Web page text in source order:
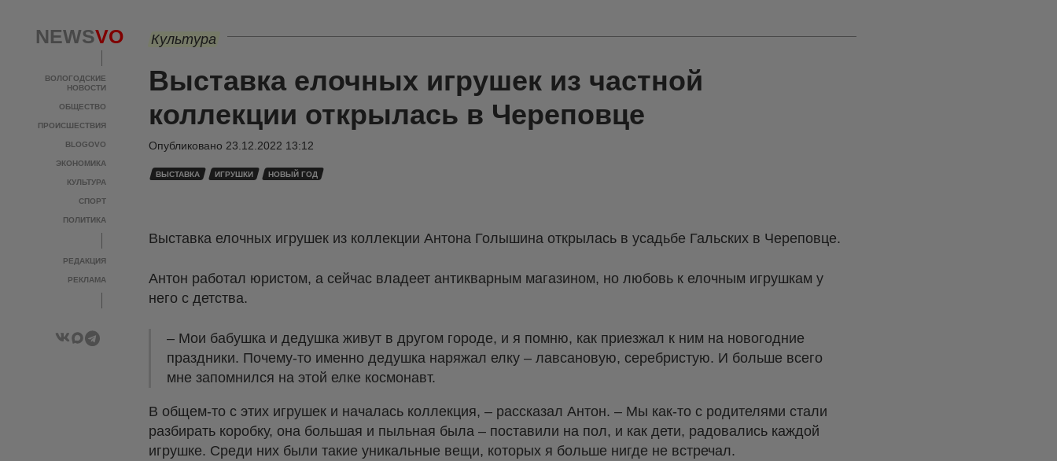
NEWSVO
ВОЛОГОДСКИЕ
НОВОСТИ
ОБЩЕСТВО
ПРОИСШЕСТВИЯ
BLOGOVO
ЭКОНОМИКА
КУЛЬТУРА
СПОРТ
ПОЛИТИКА
РЕДАКЦИЯ
РЕКЛАМА
Культура
Выставка елочных игрушек из частной
коллекции открылась в Череповце
Опубликовано 23.12.2022 13:12
ВЫСТАВКА ИГРУШКИ НОВЫЙ ГОД
Выставка елочных игрушек из коллекции Антона Голышина открылась в усадьбе Гальских в Череповце.
Антон работал юристом, а сейчас владеет антикварным магазином, но любовь к елочным игрушкам у
него с детства.
– Мои бабушка и дедушка живут в другом городе, и я помню, как приезжал к ним на новогодние
праздники. Почему-то именно дедушка наряжал елку – лавсановую, серебристую. И больше всего
мне запомнился на этой елке космонавт.
В общем-то с этих игрушек и началась коллекция, – рассказал Антон. – Мы как-то с родителями стали
разбирать коробку, она большая и пыльная была – поставили на пол, и как дети, радовались каждой
игрушке. Среди них были такие уникальные вещи, которых я больше нигде не встречал.